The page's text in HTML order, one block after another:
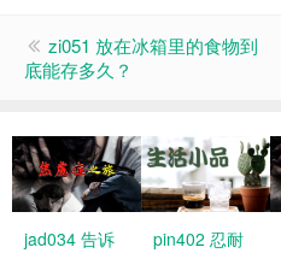
zi051 放在冰箱里的食物到
底能存多久？
jad034 告诉
pin402 忍耐